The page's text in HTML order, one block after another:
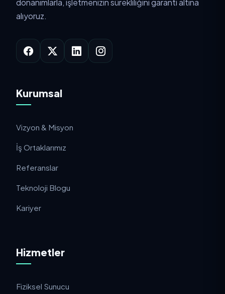
donanımlarla, işletmenizin sürekliliğini garanti altına
alıyoruz.
Kurumsal
Vizyon & Misyon
İş Ortaklarımız
Referanslar
Teknoloji Blogu
Kariyer
Hizmetler
Fiziksel Sunucu